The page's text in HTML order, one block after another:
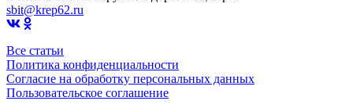
sbit@krep62.ru
Все статьи
Политика конфиденциальности
Согласие на обработку персональных данных
Пользовательское соглашение